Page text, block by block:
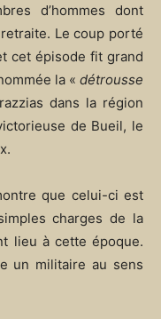
d’hommes dont
Le coup porté
cet épisode fit grand
la « détrousse
dans la région
de Bueil, le
que celui-ci est
charges de la
lieu à cette époque.
un militaire au sens